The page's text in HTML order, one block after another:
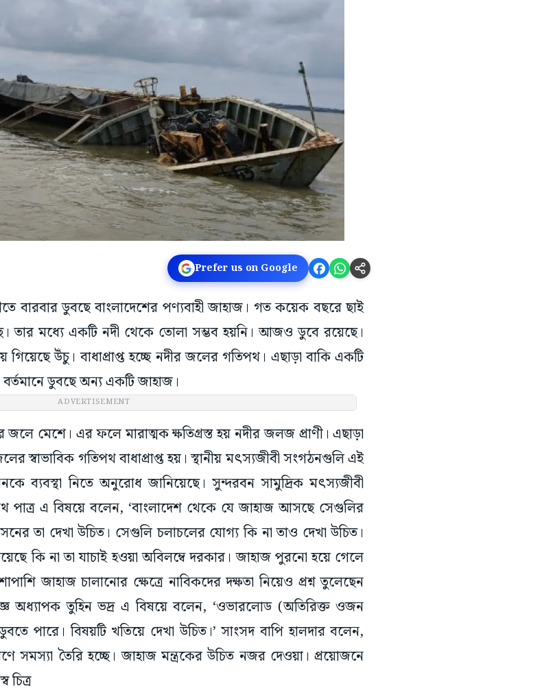
Prefer us on Google
বারবার ডুবছে বাংলাদেশের পণ্যবাহী জাহাজ। গত কয়েক বছরে ছাই
তার মধ্যে একটি নদী থেকে তোলা সম্ভব হয়নি। আজও ডুবে রয়েছে।
উঁচু। বাধাপ্রাপ্ত হচ্ছে নদীর জলের গতিপথ। এছাড়া বাকি একটি
ডুবছে অন্য একটি জাহাজ।
ADVERTISEMENT
জলে মেশে। এর ফলে মারাত্মক ক্ষতিগ্রস্ত হয় নদীর জলজ প্রাণী। এছাড়া
স্বাভাবিক গতিপথ বাধাপ্রাপ্ত হয়। স্থানীয় মৎস্যজীবী সংগঠনগুলি এই
ব্যবস্থা নিতে অনুরোধ জানিয়েছে। সুন্দরবন সামুদ্রিক মৎস্যজীবী
পাত্র এ বিষয়ে বলেন, ‘বাংলাদেশ থেকে যে জাহাজ আসছে সেগুলির
তা দেখা উচিত। সেগুলি চলাচলের যোগ্য কি না তাও দেখা উচিত।
কি না তা যাচাই হওয়া অবিলম্বে দরকার। জাহাজ পুরনো হয়ে গেলে
জাহাজ চালানোর ক্ষেত্রে নাবিকদের দক্ষতা নিয়েও প্রশ্ন তুলেছেন
অধ্যাপক তুহিন ভদ্র এ বিষয়ে বলেন, ‘ওভারলোড (অতিরিক্ত ওজন
পারে। বিষয়টি খতিয়ে দেখা উচিত।’ সাংসদ বাপি হালদার বলেন,
সমস্যা তৈরি হচ্ছে। জাহাজ মন্ত্রকের উচিত নজর দেওয়া। প্রয়োজনে
চিত্র